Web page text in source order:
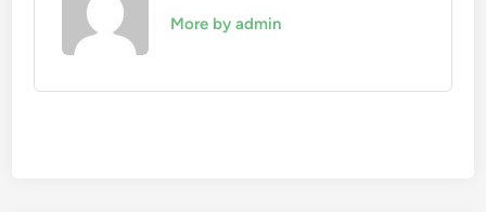
More by admin